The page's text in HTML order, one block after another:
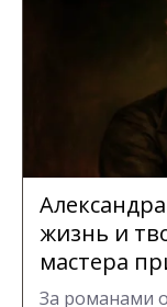
жизнь и
мастера
За романами